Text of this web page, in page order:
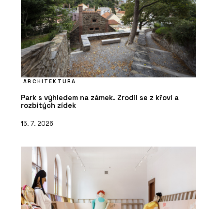
ARCHITEKTURA
Park s výhledem na zámek. Zrodil se z křoví a
rozbitých zídek
15. 7. 2026